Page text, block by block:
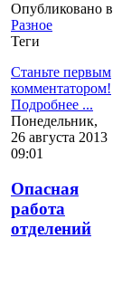
Опубликовано в
Разное
Теги
Станьте первым
комментатором!
Подробнее ...
Понедельник,
26 августа 2013
09:01
Опасная
работа
отделений